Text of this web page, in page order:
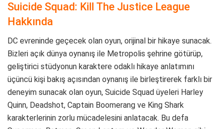
Suicide Squad: Kill The Justice League
Hakkında
DC evreninde geçecek olan oyun, orijinal bir hikaye sunacak.
Bizleri açık dünya oynanış ile Metropolis şehrine götürüp,
geliştirici stüdyonun karaktere odaklı hikaye anlatımını
üçüncü kişi bakış açısından oynanış ile birleştirerek farklı bir
deneyim sunacak olan oyun, Suicide Squad üyeleri Harley
Quinn, Deadshot, Captain Boomerang ve King Shark
karakterlerinin zorlu mücadelesini anlatacak. Bu defa